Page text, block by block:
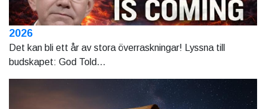
2026
Det kan bli ett år av stora överraskningar! Lyssna till
budskapet: God Told...